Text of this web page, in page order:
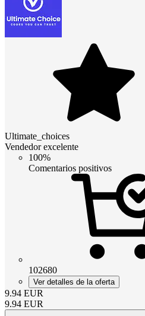
Ultimate_choices
Vendedor excelente
100%
Comentarios positivos
102680
Ver detalles de la oferta
9.94 EUR
9.94 EUR